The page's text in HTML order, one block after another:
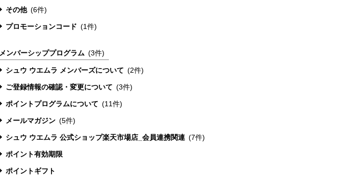
その他 (6件)
プロモーションコード (1件)
メンバーシッププログラム (3件)
シュウ ウエムラ メンバーズについて (2件)
ご登録情報の確認・変更について (3件)
ポイントプログラムについて (11件)
メールマガジン (5件)
シュウ ウエムラ 公式ショップ楽天市場店_会員連携関連 (7件)
ポイント有効期限
ポイントギフト